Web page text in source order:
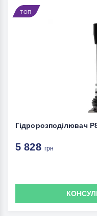
ТОП
Гідророзподілювач
5 828 грн